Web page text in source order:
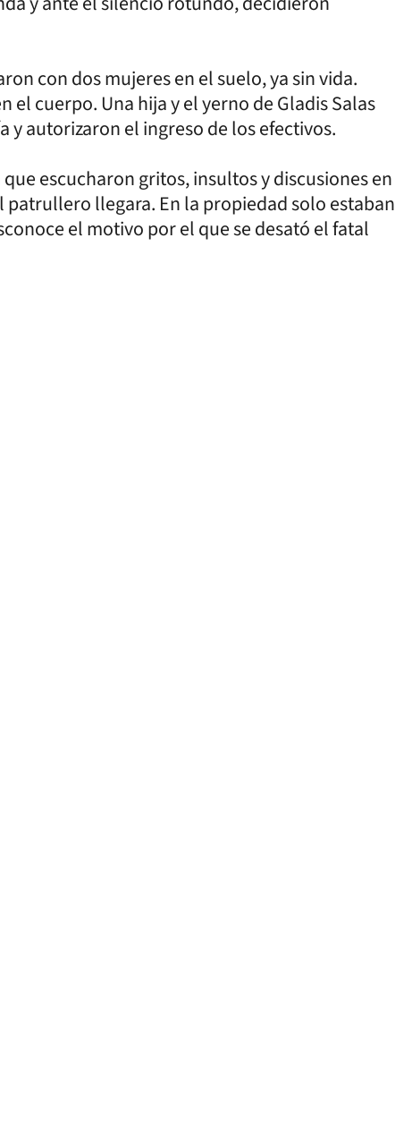
con dos mujeres en el suelo, ya sin vida.
el cuerpo. Una hija y el yerno de Gladis Salas
autorizaron el ingreso de los efectivos.
escucharon gritos, insultos y discusiones en
llegara. En la propiedad solo estaban
el motivo por el que se desató el fatal